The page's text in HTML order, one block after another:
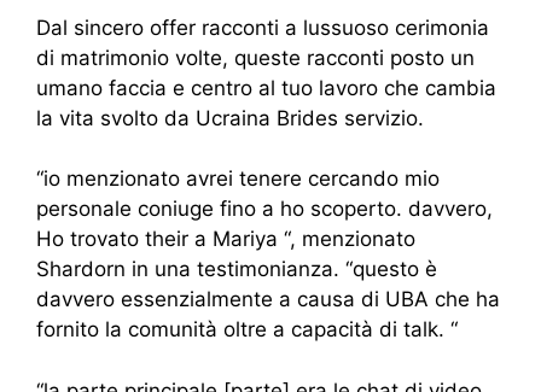
Dal sincero offer racconti a lussuoso cerimonia
di matrimonio volte, queste racconti posto un
umano faccia e centro al tuo lavoro che cambia
la vita svolto da Ucraina Brides servizio.
“io menzionato avrei tenere cercando mio
personale coniuge fino a ho scoperto. davvero,
Ho trovato their a Mariya “, menzionato
Shardorn in una testimonianza. “questo è
davvero essenzialmente a causa di UBA che ha
fornito la comunità oltre a capacità di talk. “